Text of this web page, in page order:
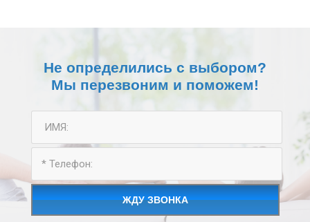
Не определились с выбором?
Мы перезвоним и поможем!
ЖДУ ЗВОНКА